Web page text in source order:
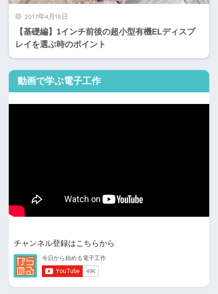
2017年4月18日
【基礎編】1インチ前後の超小型有機ELディスプ
レイを選ぶ時のポイント
動画で学ぶ電子工作
チャンネル登録はこちらから